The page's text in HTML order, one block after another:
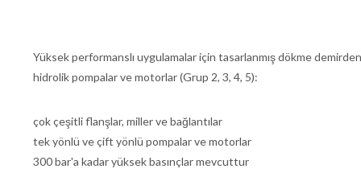
Yüksek performanslı uygulamalar için tasarlanmış dökme demirden
hidrolik pompalar ve motorlar (Grup 2, 3, 4, 5):
çok çeşitli flanşlar, miller ve bağlantılar
tek yönlü ve çift yönlü pompalar ve motorlar
300 bar'a kadar yüksek basınçlar mevcuttur